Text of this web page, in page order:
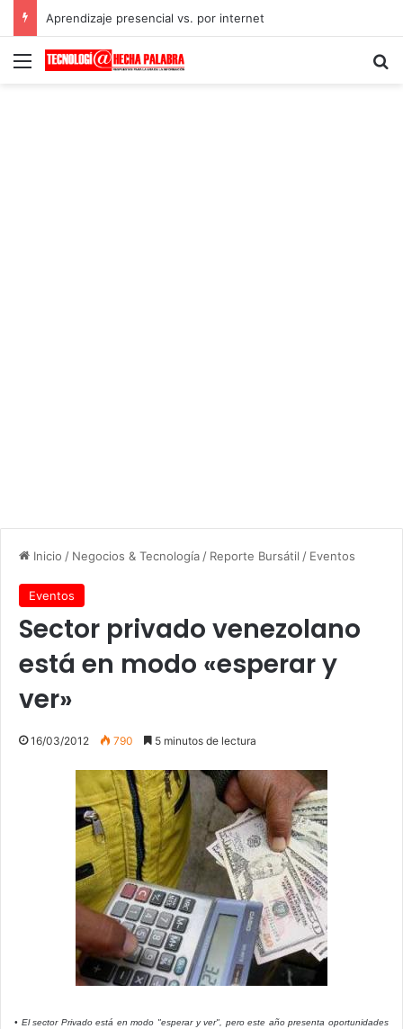
Aprendizaje presencial vs. por internet
Menú
Inicio / Negocios & Tecnología / Reporte Bursátil / Eventos
Eventos
Sector privado venezolano
está en modo «esperar y
ver»
16/03/2012 790 5 minutos de lectura
• El sector Privado está en modo "esperar y ver", pero este año presenta oportunidades